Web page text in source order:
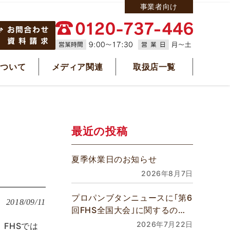
事業者向け
いて メディア関連 取扱店一覧
2018/09/11
FHSでは
最近の投稿
夏季休業日のお知らせ
2026年8月7日
プロパンブタンニュースに｢第6
回FHS全国大会｣に関するの記
事が掲載されました2026年7月22日